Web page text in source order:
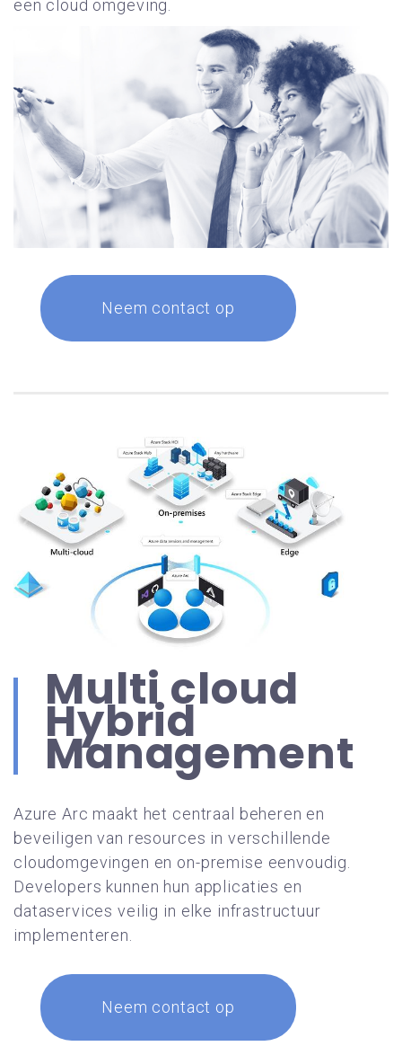
een cloud omgeving.
Neem contact op
Multi cloud
Hybrid
Management
Azure Arc maakt het centraal beheren en
beveiligen van resources in verschillende
cloudomgevingen en on-premise eenvoudig.
Developers kunnen hun applicaties en
dataservices veilig in elke infrastructuur
implementeren.
Neem contact op